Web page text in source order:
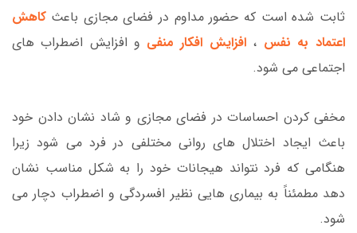
ثابت شده است که حضور مداوم در فضای مجازی باعث کاهش
اعتماد به نفس ، افزایش افکار منفی و افزایش اضطراب های
اجتماعی می شود.
مخفی کردن احساسات در فضای مجازی و شاد نشان دادن خود
باعث ایجاد اختلال های روانی مختلفی در فرد می شود زیرا
هنگامی که فرد نتواند هیجانات خود را به شکل مناسب نشان
دهد مطمئناً به بیماری هایی نظیر افسردگی و اضطراب دچار می
شود.